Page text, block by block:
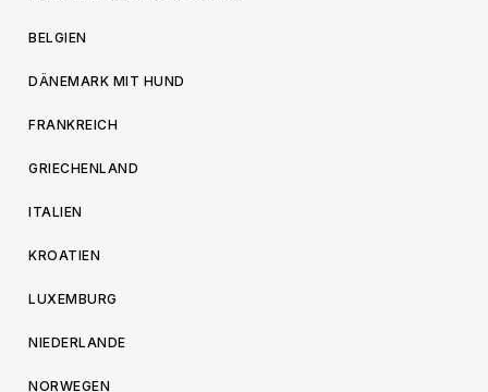
BELGIEN
DÄNEMARK MIT HUND
FRANKREICH
GRIECHENLAND
ITALIEN
KROATIEN
LUXEMBURG
NIEDERLANDE
NORWEGEN